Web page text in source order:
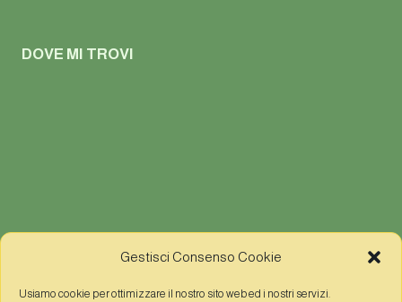
Gestisci Consenso Cookie
Usiamo cookie per ottimizzare il nostro sito web ed i nostri servizi.
DOVE MI TROVI